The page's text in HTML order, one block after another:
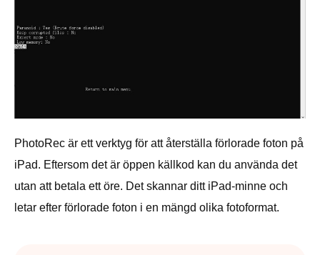
PhotoRec är ett verktyg för att återställa förlorade foton på
iPad. Eftersom det är öppen källkod kan du använda det
utan att betala ett öre. Det skannar ditt iPad-minne och
letar efter förlorade foton i en mängd olika fotoformat.